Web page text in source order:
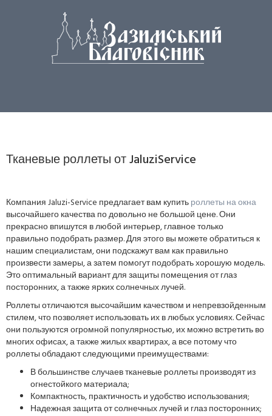
Тканевые роллеты от JaluziService
Компания Jaluzi-Service предлагает вам купитьроллеты на окна
высочайшего качества по довольно не большой цене. Они
прекрасно впишутся в любой интерьер, главное только
правильно подобрать размер. Для этого вы можете обратиться к
нашим специалистам, они подскажут вам как правильно
произвести замеры, а затем помогут подобрать хорошую модель.
Это оптимальный вариант для защиты помещения от глаз
посторонних, а также ярких солнечных лучей.
Роллеты отличаются высочайшим качеством и непревзойденным
стилем, что позволяет использовать их в любых условиях. Сейчас
они пользуются огромной популярностью, их можно встретить во
многих офисах, а также жилых квартирах, а все потому что
роллеты обладают следующими преимуществами:
В большинстве случаев тканевые роллеты производят из
огнестойкого материала;
Компактность, практичность и удобство использования;
Надежная защита от солнечных лучей и глаз посторонних;